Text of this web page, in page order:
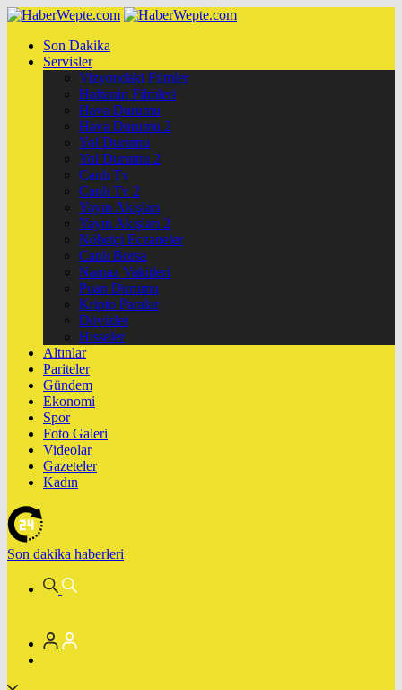
Son Dakika
Servisler
Vizyondaki Filmler
Haftanin Filmleri
Hava Durumu
Hava Durumu 2
Yol Durumu
Yol Durumu 2
Canlı Tv
Canlı Tv 2
Yayın Akışları
Yayın Akışları 2
Nöbetçi Eczaneler
Canlı Borsa
Namaz Vakitleri
Puan Durumu
Kripto Paralar
Dövizler
Hisseler
Altınlar
Pariteler
Gündem
Ekonomi
Spor
Foto Galeri
Videolar
Gazeteler
Kadın
Son dakika haberleri